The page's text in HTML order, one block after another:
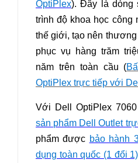
OptiPlex). Đây là dòng
trình độ khoa học công
thế giới, tạo nên
phục vụ hàng trăm
năm trên toàn cầu (
OptiPlex trực tiếp với Dell
Với Dell OptiPlex
sản phẩm Dell Outlet
phẩm được bảo hành
dụng toàn quốc (1 đổi 1)